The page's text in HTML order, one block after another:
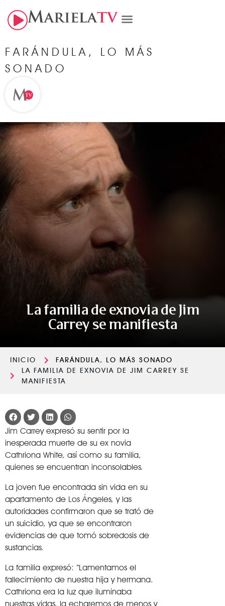
FARÁNDULA , LO MÁS
SONADO
La familia de exnovia de Jim
Carrey se manifiesta
INICIO FARÁNDULA, LO MÁS SONADO
LA FAMILIA DE EXNOVIA DE JIM CARREY SE
MANIFIESTA
Jim Carrey expresó su sentir por la
inesperada muerte de su ex novia
Cathriona White, así como su familia,
quienes se encuentran inconsolables.
La joven fue encontrada sin vida en su
apartamento de Los Ángeles, y las
autoridades confirmaron que se trató de
un suicidio, ya que se encontraron
evidencias de que tomó sobredosis de
sustancias.
La familia expresó: “Lamentamos el
fallecimiento de nuestra hija y hermana.
Cathriona era la luz que iluminaba
nuestras vidas, la echaremos de menos y